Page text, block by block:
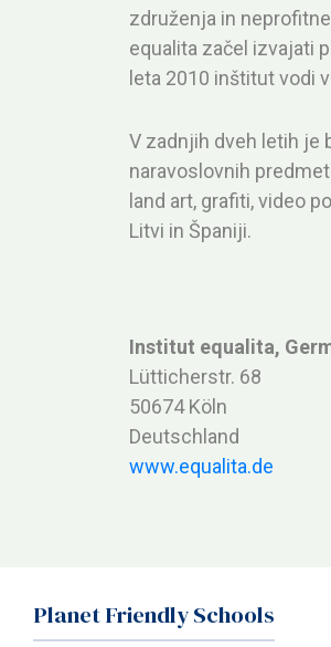
združenja in
equalita začel izvajati
leta 2010 inštitut vodi
V zadnjih dveh letih je
naravoslovnih
land art, grafiti, video
Litvi in Španiji.
Institut equalita,
Lütticherstr. 68
50674 Köln
Deutschland
www.equalita.de
Planet Friendly Schools